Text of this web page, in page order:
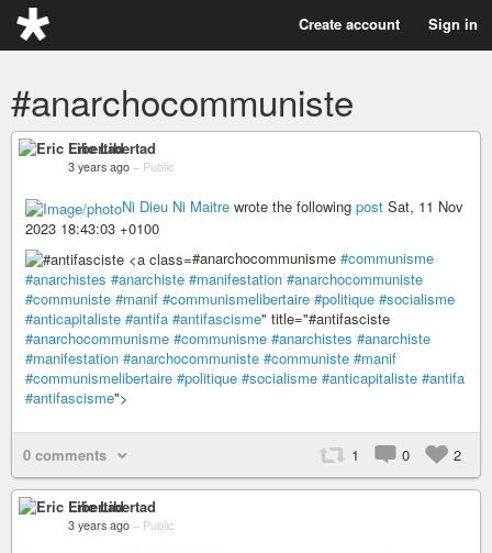
Create account Sign in
#anarchocommuniste
Eric Libertad
3 years ago – Public
Ni Dieu Ni Maitre wrote the following post Sat, 11 Nov
2023 18:43:03 +0100
#anarchocommunisme #communisme
#anarchistes #anarchiste #manifestation #anarchocommuniste
#communiste #manif #communismelibertaire #politique #socialisme
#anticapitaliste #antifa #antifascisme" title="#antifasciste
#anarchocommunisme #communisme #anarchistes #anarchiste
#manifestation #anarchocommuniste #communiste #manif
#communismelibertaire #politique #socialisme #anticapitaliste #antifa
#antifascisme">
0 comments 1 0 2
Eric Libertad
3 years ago – Public